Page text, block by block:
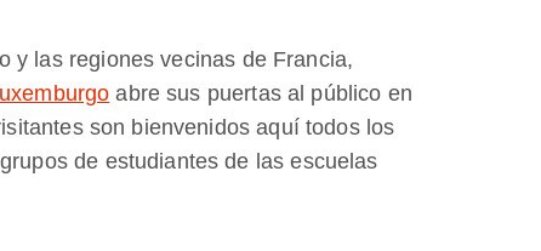
y las regiones vecinas de Francia,
abre sus puertas al público en
son bienvenidos aquí todos los
de estudiantes de las escuelas